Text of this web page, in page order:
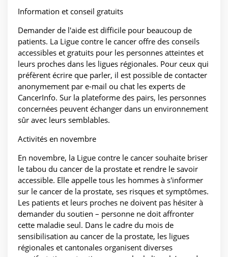
Information et conseil gratuits
Demander de l'aide est difficile pour beaucoup de
patients. La Ligue contre le cancer offre des conseils
accessibles et gratuits pour les personnes atteintes et
leurs proches dans les ligues régionales. Pour ceux qui
préfèrent écrire que parler, il est possible de contacter
anonymement par e-mail ou chat les experts de
CancerInfo. Sur la plateforme des pairs, les personnes
concernées peuvent échanger dans un environnement
sûr avec leurs semblables.
Activités en novembre
En novembre, la Ligue contre le cancer souhaite briser
le tabou du cancer de la prostate et rendre le savoir
accessible. Elle appelle tous les hommes à s'informer
sur le cancer de la prostate, ses risques et symptômes.
Les patients et leurs proches ne doivent pas hésiter à
demander du soutien – personne ne doit affronter
cette maladie seul. Dans le cadre du mois de
sensibilisation au cancer de la prostate, les ligues
régionales et cantonales organisent diverses